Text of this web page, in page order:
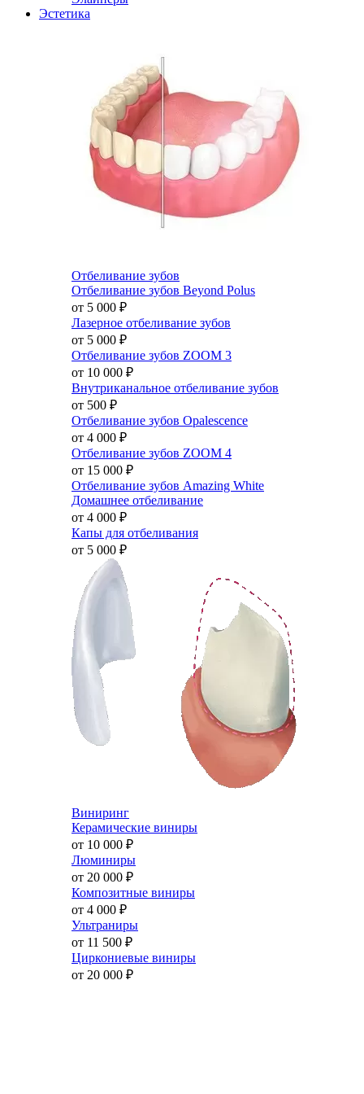
Эстетика
Отбеливание зубов
Отбеливание зубов Beyond Polus
от 5 000 ₽
Лазерное отбеливание зубов
от 5 000 ₽
Отбеливание зубов ZOOM 3
от 10 000 ₽
Внутриканальное отбеливание зубов
от 500 ₽
Отбеливание зубов Opalescence
от 4 000 ₽
Отбеливание зубов ZOOM 4
от 15 000 ₽
Отбеливание зубов Amazing White
Домашнее отбеливание
от 4 000 ₽
Капы для отбеливания
от 5 000 ₽
Виниринг
Керамические виниры
от 10 000 ₽
Люминиры
от 20 000 ₽
Композитные виниры
от 4 000 ₽
Ультраниры
от 11 500 ₽
Циркониевые виниры
от 20 000 ₽